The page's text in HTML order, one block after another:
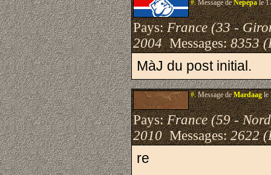
#.Message deNepèpale
Pays:France (33 -
2004Messages:8353
MàJ du post initial.
#.Message deMardaagle
Pays:France (59 -
2010Messages:2622
re